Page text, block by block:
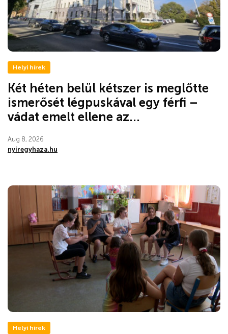
Helyi hírek
Két héten belül kétszer is meglőtte
ismerősét légpuskával egy férfi –
vádat emelt ellene az...
Aug 8, 2026
nyiregyhaza.hu
Helyi hírek